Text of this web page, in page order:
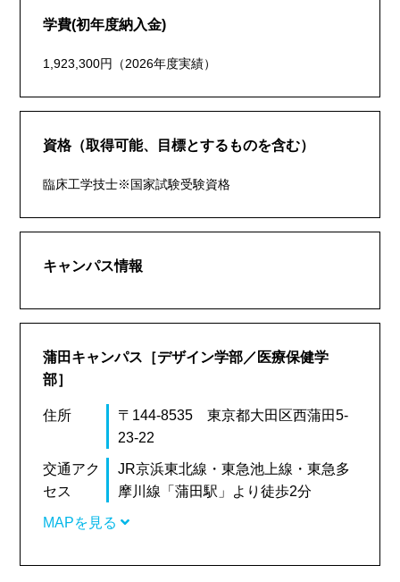
学費(初年度納入金)
1,923,300円（2026年度実績）
資格（取得可能、目標とするものを含む）
臨床工学技士※国家試験受験資格
キャンパス情報
蒲田キャンパス［デザイン学部／医療保健学
部］
住所
〒144-8535 東京都大田区西蒲田5-
23-22
交通アク
セス
JR京浜東北線・東急池上線・東急多
摩川線「蒲田駅」より徒歩2分
MAPを見る